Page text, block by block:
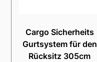
Cargo Sicherheits
Gurtsystem für den
Rücksitz 305cm